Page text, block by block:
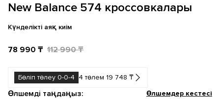
New Balance 574 кроссовкалары
Күнделікті аяқ киім
78 990 ₸ 112 990 ₸
Бөліп төлеу 0-0-4 4 төлем 19 748 ₸
Өлшемді таңдаңыз: Өлшемдер кестесі